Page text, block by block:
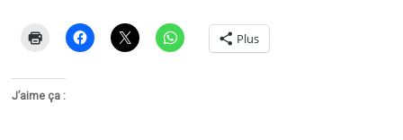
Plus
J’aime ça :